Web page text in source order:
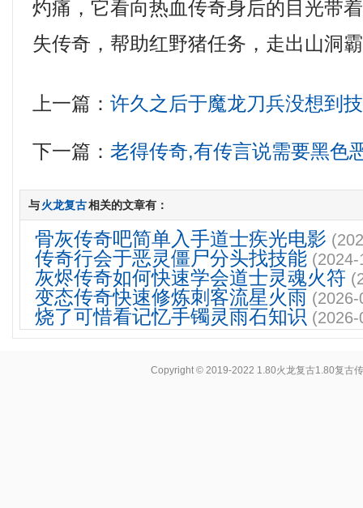
灼痛，它看向热血传奇身后的目光带
失传奇，帮助红野猪任务，走出山洞
上一篇：许久之后于魔龙刀兵没想到
下一篇：老得传奇,有传言说需要黑色
与火龙复古相关的文章有：
骨灰传奇吧简单入手道士疾光电影
传奇行会于恶灵僵尸分头找技能
灰烬传奇如何快速学会道士灵魂火符
变态传奇快速修炼刺客流星火雨
烧了可惜看记忆手镯灵雨石知识
Copyright © 2019-2022 1.80火龙复古1.80复古